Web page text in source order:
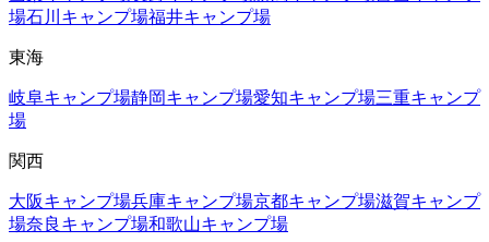
場石川 キャンプ場福井キャンプ場
東海
岐阜キャンプ場静岡キャンプ場愛知キャンプ場三重キャンプ
場
関西
大阪キャンプ場兵庫キャンプ場京都キャンプ場滋賀キャンプ
場奈良 キャンプ場和歌山キャンプ場